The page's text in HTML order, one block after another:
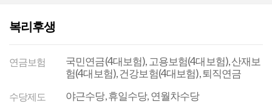
복리후생
연금보험
국민연금(4대보험), 고용보험(4대보험), 산재보
험(4대보험), 건강보험(4대보험), 퇴직연금
수당제도 야근수당, 휴일수당, 연월차수당